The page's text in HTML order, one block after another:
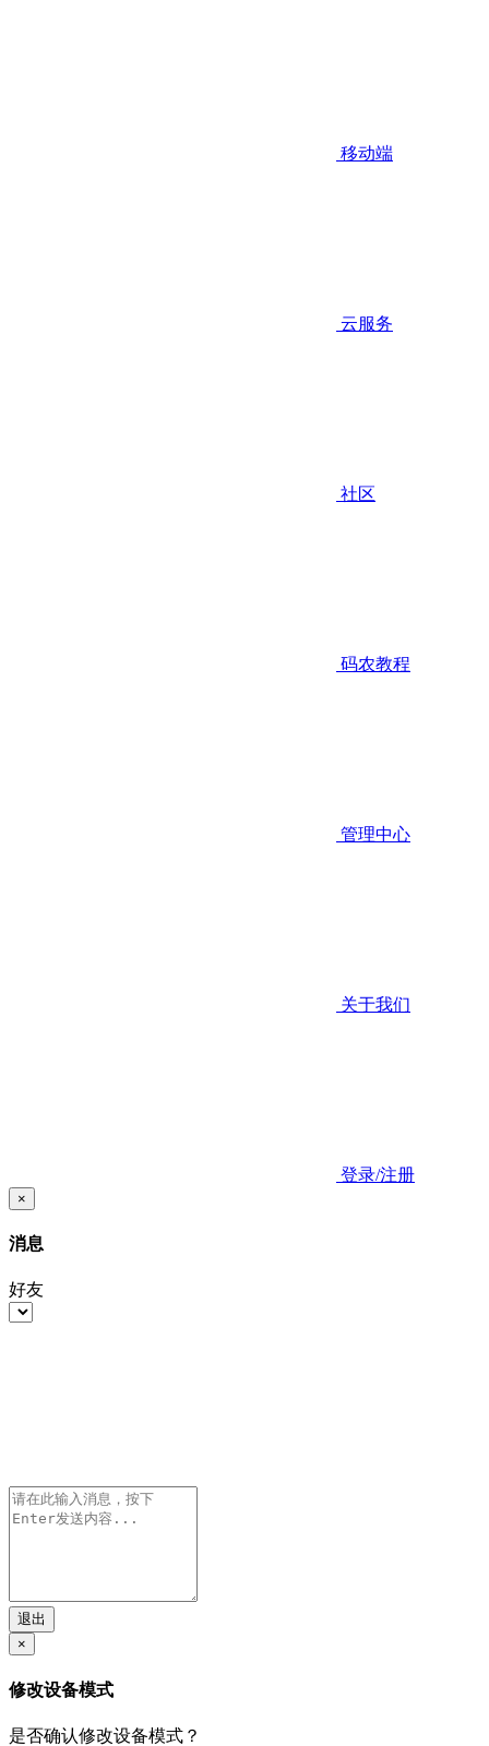
移动端
云服务
社区
码农教程
管理中心
关于我们
登录/注册
×
消息
好友
退出
×
修改设备模式
是否确认修改设备模式？